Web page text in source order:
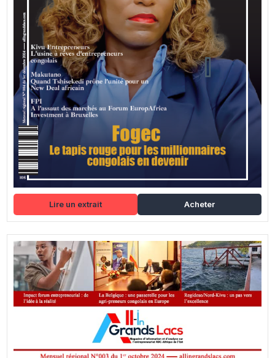
Lire un extrait Acheter